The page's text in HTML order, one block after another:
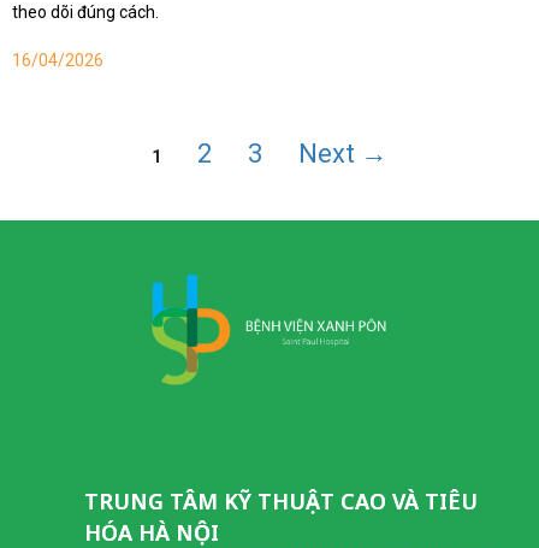
theo dõi đúng cách.
16/04/2026
1 2 3 Next →
TRUNG TÂM KỸ THUẬT CAO VÀ TIÊU
HÓA HÀ NỘI